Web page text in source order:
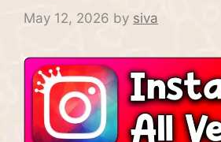
May 12, 2026 by siva